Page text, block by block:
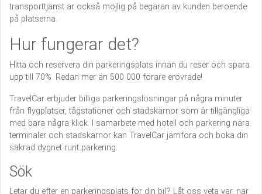
transporttjänst är också möjlig på begäran av kunden beroende
på platserna.
Hur fungerar det?
Hitta och reservera din parkeringsplats innan du reser och spara
upp till 70%. Redan mer än 500 000 förare erövrade!
TravelCar erbjuder billiga parkeringslösningar på några minuter
från flygplatser, tågstationer och stadskärnor som är tillgängliga
med bara några klick. I samarbete med hotell och parkering nära
terminaler och stadskärnor kan TravelCar jämföra och boka din
säkrad dygnet runt parkering.
Sök
Letar du efter en parkeringsplats för din bil? Låt oss veta var, när